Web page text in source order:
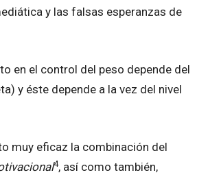
y las falsas esperanzas de
en el control del peso depende del
y éste depende a la vez del nivel
muy eficaz la combinación del
4, así como también,